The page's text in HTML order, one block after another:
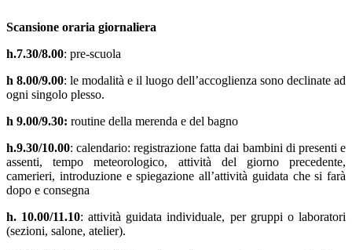
Scansione oraria giornaliera
h.7.30/8.00: pre-scuola
h 8.00/9.00: le modalità e il luogo dell’accoglienza sono declinate ad
ogni singolo plesso.
h 9.00/9.30: routine della merenda e del bagno
h.9.30/10.00: calendario: registrazione fatta dai bambini di presenti e
assenti, tempo meteorologico, attività del giorno precedente,
camerieri, introduzione e spiegazione all’attività guidata che si farà
dopo e consegna
h. 10.00/11.10: attività guidata individuale, per gruppi o laboratori
(sezioni, salone, atelier).